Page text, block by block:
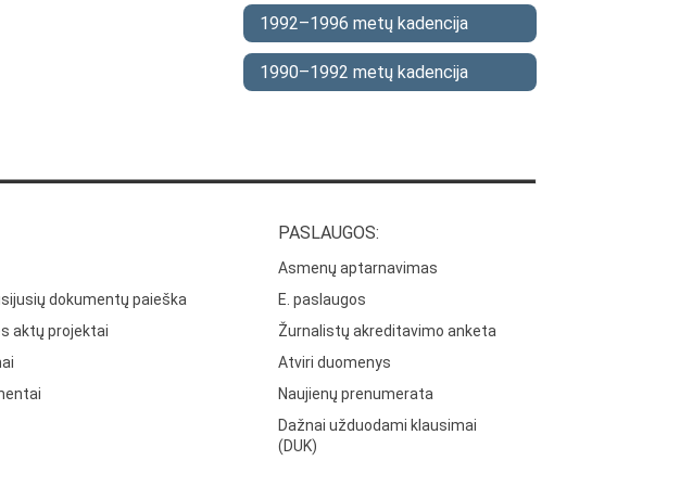
1992–1996 metų kadencija
1990–1992 metų kadencija
dokumentų paieška
aktų projektai
PASLAUGOS:
Asmenų aptarnavimas
E. paslaugos
Žurnalistų akreditavimo anketa
Atviri duomenys
Naujienų prenumerata
Dažnai užduodami klausimai
(DUK)